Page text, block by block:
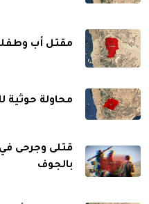
مقتل أب
محاولة حوثية
قتلى وجرحى في
بالجوف